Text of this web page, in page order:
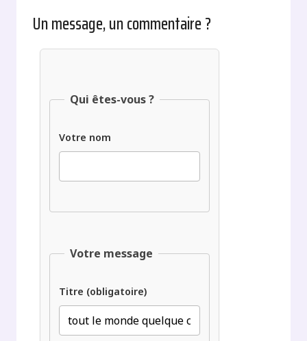
Un message, un commentaire ?
Qui êtes-vous ?
Votre nom
Votre message
Titre (obligatoire)